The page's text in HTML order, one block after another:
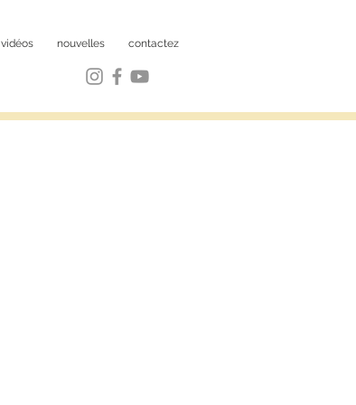
vidéos nouvelles contactez